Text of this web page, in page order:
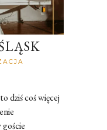
dziś coś więcej